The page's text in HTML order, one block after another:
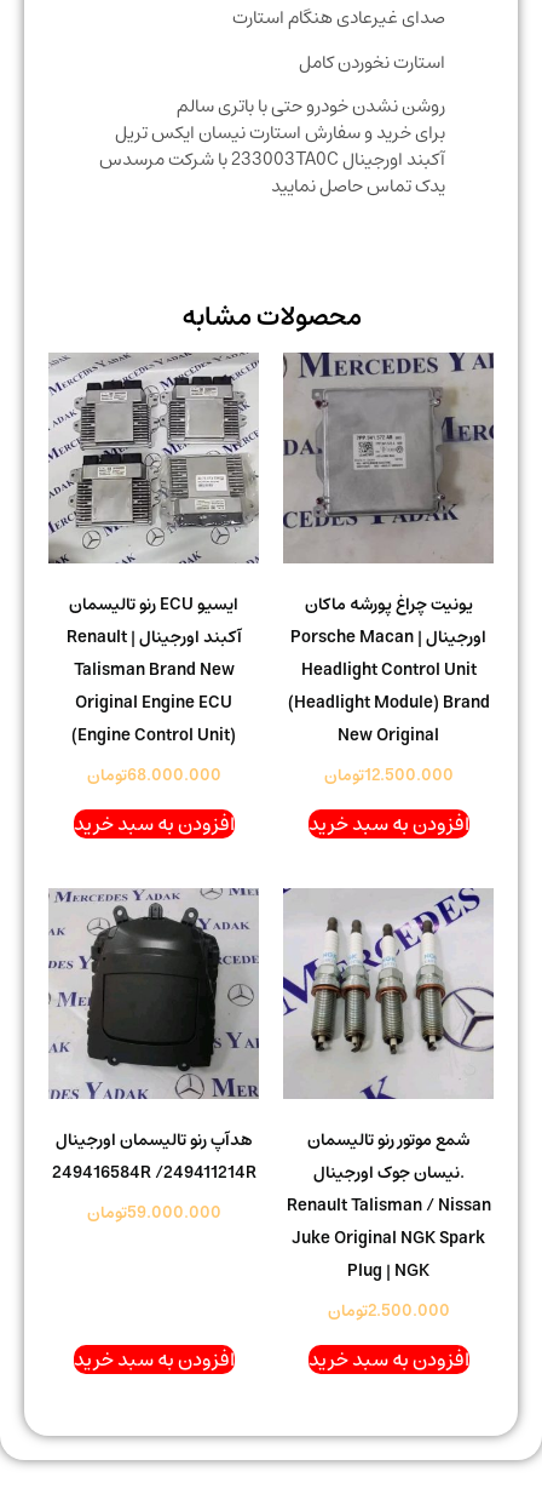
صدای غیرعادی هنگام استارت
استارت نخوردن کامل
روشن نشدن خودرو حتی با باتری سالم
برای خرید و سفارش استارت نیسان ایکس تریل
آکبند اورجینال 233003TA0C با شرکت مرسدس
یدک تماس حاصل نمایید
محصولات مشابه
یونیت چراغ پورشه ماکان
اورجینال | Porsche Macan
Headlight Control Unit
(Headlight Module) Brand
New Original
12.500.000تومان
افزودن به سبد خرید
ایسیو ECU رنو تالیسمان
آکبند اورجینال | Renault
Talisman Brand New
Original Engine ECU
(Engine Control Unit)
68.000.000تومان
افزودن به سبد خرید
شمع موتور رنو تالیسمان
.نیسان جوک اورجینال
Renault Talisman / Nissan
Juke Original NGK Spark
Plug | NGK
2.500.000تومان
افزودن به سبد خرید
هدآپ رنو تالیسمان اورجینال
249416584R /249411214R
59.000.000تومان
افزودن به سبد خرید